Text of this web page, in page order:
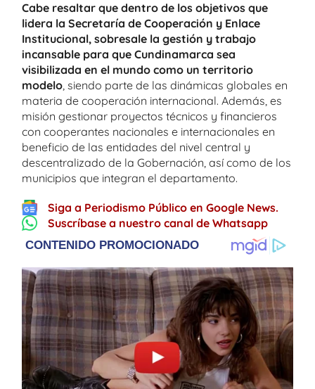
Cabe resaltar que dentro de los objetivos que
lidera la Secretaría de Cooperación y Enlace
Institucional, sobresale la gestión y trabajo
incansable para que Cundinamarca sea
visibilizada en el mundo como un territorio
modelo, siendo parte de las dinámicas globales en
materia de cooperación internacional. Además, es
misión gestionar proyectos técnicos y financieros
con cooperantes nacionales e internacionales en
beneficio de las entidades del nivel central y
descentralizado de la Gobernación, así como de los
municipios que integran el departamento.
Siga a Periodismo Público en Google News.
Suscríbase a nuestro canal de Whatsapp